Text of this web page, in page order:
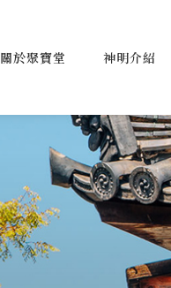
關於聚寶堂 神明介紹